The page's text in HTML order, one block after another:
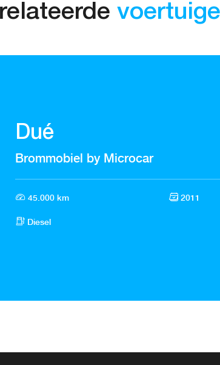
Dué
Brommobiel by Microcar
45.000 km 2011
Diesel